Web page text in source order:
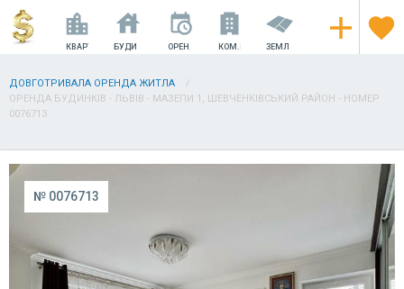
КВАРТИРИ БУДИНКИ ОРЕНДА КОМ.НЕРУХОМІСТЬ
ЗЕМЛЯ
ДОВГОТРИВАЛА ОРЕНДА ЖИТЛА
ОРЕНДА БУДИНКІВ - ЛЬВІВ - МАЗЕПИ 1, ШЕВЧЕНКІВСЬКИЙ РАЙОН - НОМЕР
0076713
№ 0076713